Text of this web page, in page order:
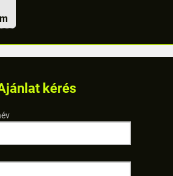
kérés